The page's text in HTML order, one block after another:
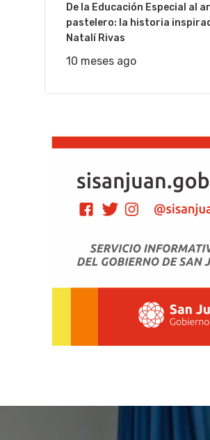
De la Educación Especial al
pastelero: la historia
Natalí Rivas
10 meses ago